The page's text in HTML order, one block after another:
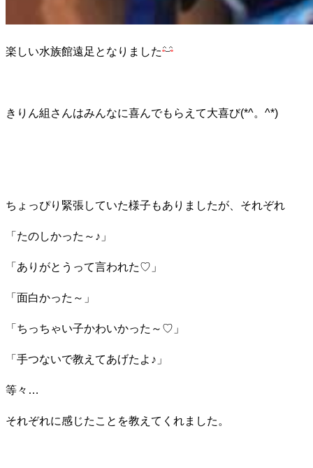
楽しい水族館遠足となりました
きりん組さんはみんなに喜んでもらえて大喜び(*^。^*)
ちょっぴり緊張していた様子もありましたが、それぞれ
「たのしかった～♪」
「ありがとうって言われた♡」
「面白かった～」
「ちっちゃい子かわいかった～♡」
「手つないで教えてあげたよ♪」
等々…
それぞれに感じたことを教えてくれました。